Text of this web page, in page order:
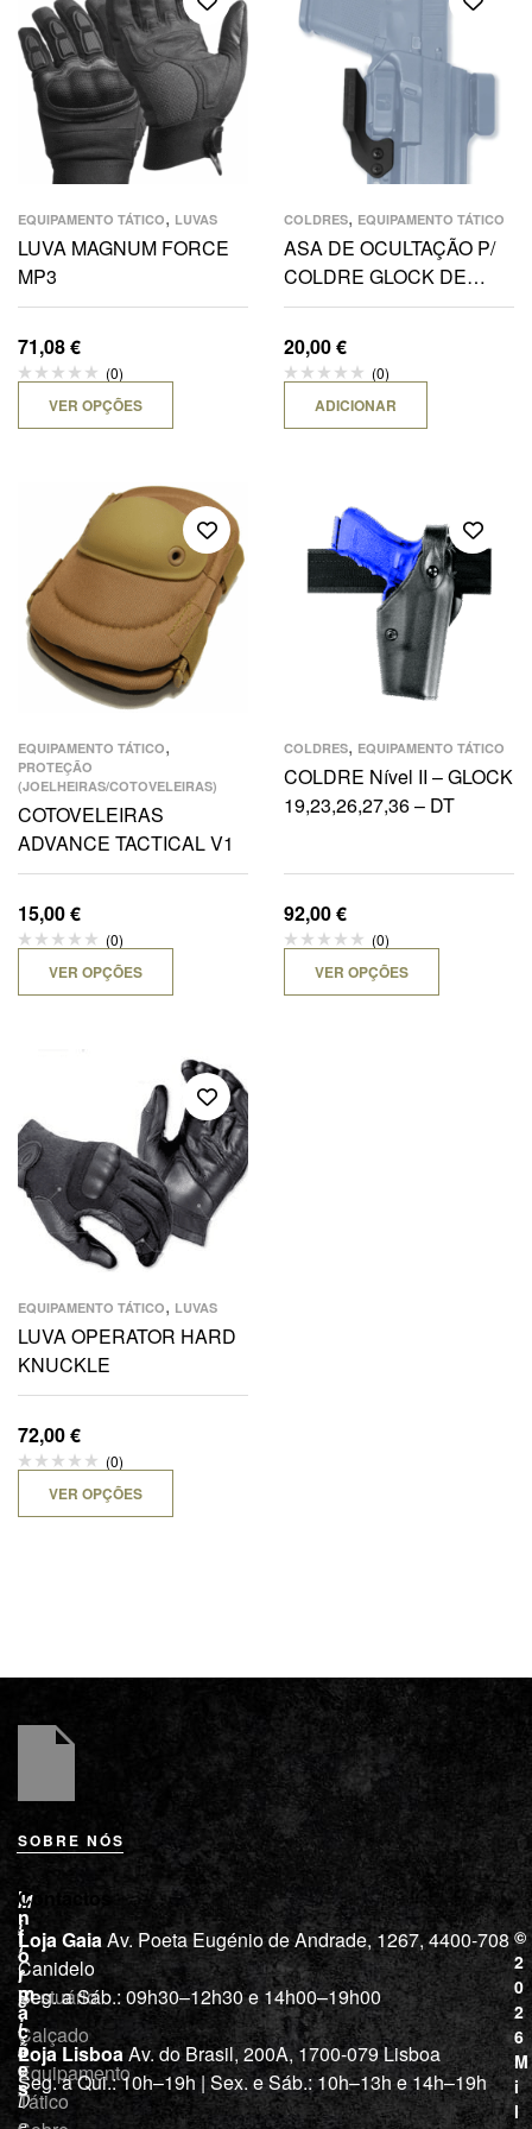
EQUIPAMENTO TÁTICO, LUVAS
LUVA MAGNUM FORCE
MP3
71,08€
(0)
VER OPÇÕES
COLDRES, EQUIPAMENTO TÁTICO
ASA DE OCULTAÇÃO P/
COLDRE GLOCK DE
TORSION PADRÃO IWB
20,00€
(0)
ADICIONAR
EQUIPAMENTO TÁTICO,
PROTEÇÃO
(JOELHEIRAS/COTOVELEIRAS)
COTOVELEIRAS
ADVANCE TACTICAL V1
15,00€
(0)
VER OPÇÕES
COLDRES, EQUIPAMENTO TÁTICO
COLDRE Nível II – GLOCK
19,23,26,27,36 – DT
92,00€
(0)
VER OPÇÕES
EQUIPAMENTO TÁTICO, LUVAS
LUVA OPERATOR HARD
KNUCKLE
72,00€
(0)
VER OPÇÕES
SOBRE NÓS
M
i
l
í
c
i
a
“
D
L
o
j
a
Vestuário
Calçado
Equipamento
Tático
I
n
f
o
r
m
a
ç
õ
e
s
Contactos
Loja GaiaAv. Poeta Eugénio de Andrade, 1267, 4400-708
Canidelo
Seg. a Sáb.: 09h30–12h30 e 14h00–19h00
Loja LisboaAv. do Brasil, 200A, 1700-079 Lisboa
Seg. a Qui.: 10h–19h | Sex. e Sáb.: 10h–13h e 14h–19h
©
2
0
2
6
M
i
l